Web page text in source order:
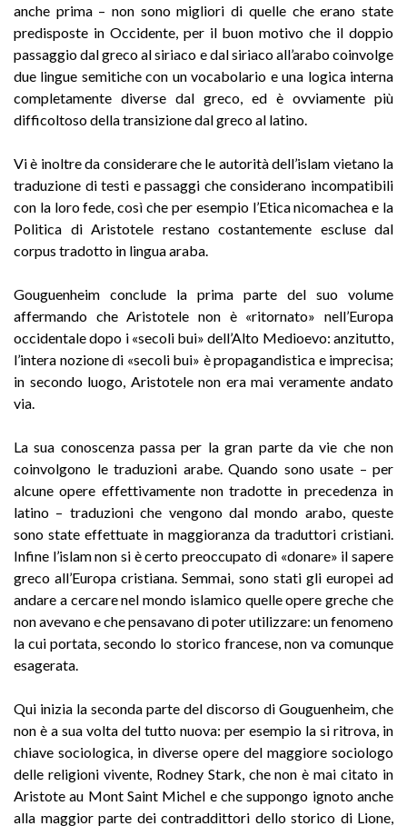
anche prima – non sono migliori di quelle che erano state
predisposte in Occidente, per il buon motivo che il doppio
passaggio dal greco al siriaco e dal siriaco all’arabo coinvolge
due lingue semitiche con un vocabolario e una logica interna
completamente diverse dal greco, ed è ovviamente più
difficoltoso della transizione dal greco al latino.
Vi è inoltre da considerare che le autorità dell’islam vietano la
traduzione di testi e passaggi che considerano incompatibili
con la loro fede, così che per esempio l’Etica nicomachea e la
Politica di Aristotele restano costantemente escluse dal
corpus tradotto in lingua araba.
Gouguenheim conclude la prima parte del suo volume
affermando che Aristotele non è «ritornato» nell’Europa
occidentale dopo i «secoli bui» dell’Alto Medioevo: anzitutto,
l’intera nozione di «secoli bui» è propagandistica e imprecisa;
in secondo luogo, Aristotele non era mai veramente andato
via.
La sua conoscenza passa per la gran parte da vie che non
coinvolgono le traduzioni arabe. Quando sono usate – per
alcune opere effettivamente non tradotte in precedenza in
latino – traduzioni che vengono dal mondo arabo, queste
sono state effettuate in maggioranza da traduttori cristiani.
Infine l’islam non si è certo preoccupato di «donare» il sapere
greco all’Europa cristiana. Semmai, sono stati gli europei ad
andare a cercare nel mondo islamico quelle opere greche che
non avevano e che pensavano di poter utilizzare: un fenomeno
la cui portata, secondo lo storico francese, non va comunque
esagerata.
Qui inizia la seconda parte del discorso di Gouguenheim, che
non è a sua volta del tutto nuova: per esempio la si ritrova, in
chiave sociologica, in diverse opere del maggiore sociologo
delle religioni vivente, Rodney Stark, che non è mai citato in
Aristote au Mont Saint Michel e che suppongo ignoto anche
alla maggior parte dei contraddittori dello storico di Lione,